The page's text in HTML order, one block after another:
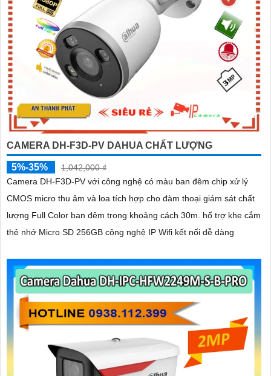
CAMERA DH-F3D-PV DAHUA CHẤT LƯỢNG
5%-35%
1,042,000 ₫
Camera DH-F3D-PV với công nghệ có màu ban đêm chip xử lý
CMOS micro thu âm và loa tích hợp cho đàm thoại giám sát chất
lượng Full Color ban đêm trong khoảng cách 30m. hổ trợ khe cắm
thẻ nhớ Micro SD 256GB công nghệ IP Wifi kết nối dễ dàng